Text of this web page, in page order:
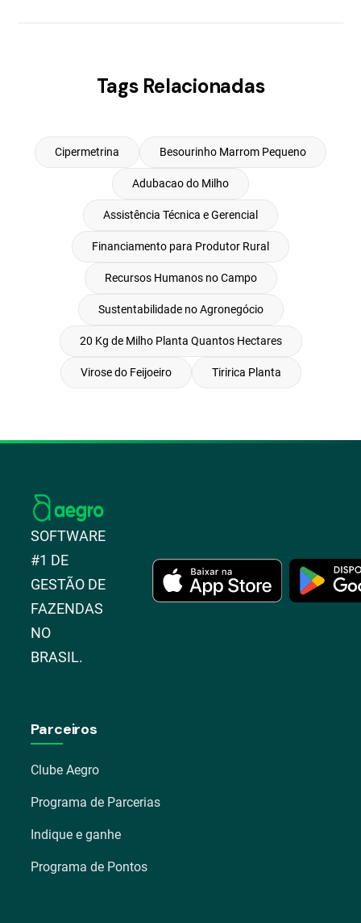
Tags Relacionadas
Cipermetrina Besourinho Marrom Pequeno
Adubacao do Milho
Assistência Técnica e Gerencial
Financiamento para Produtor Rural
Recursos Humanos no Campo
Sustentabilidade no Agronegócio
20 Kg de Milho Planta Quantos Hectares
Virose do Feijoeiro Tiririca Planta
SOFTWARE
#1 DE
GESTÃO DE
FAZENDAS
NO
BRASIL.
Parceiros
Clube Aegro
Programa de Parcerias
Indique e ganhe
Programa de Pontos